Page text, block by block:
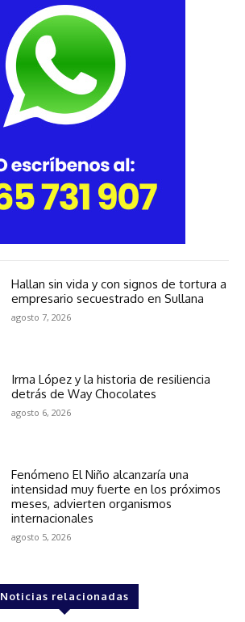
Hallan sin vida y con signos de tortura a
empresario secuestrado en Sullana
agosto 7, 2026
Irma López y la historia de resiliencia
detrás de Way Chocolates
agosto 6, 2026
Fenómeno El Niño alcanzaría una
intensidad muy fuerte en los próximos
meses, advierten organismos
internacionales
agosto 5, 2026
Noticias relacionadas